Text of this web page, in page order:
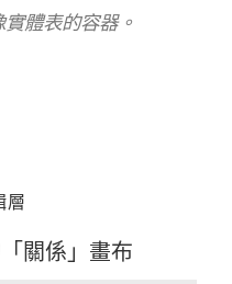
體表的容器。
層
關係」畫布